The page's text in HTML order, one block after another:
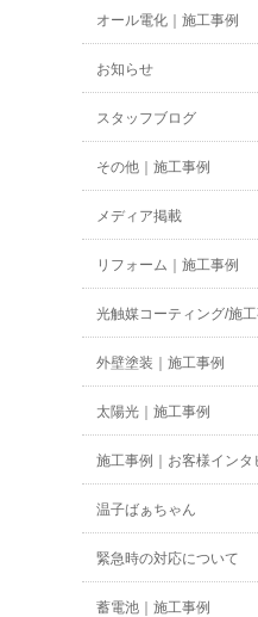
オール電化｜施工事例
お知らせ
スタッフブログ
その他｜施工事例
メディア掲載
リフォーム｜施工事例
光触媒コーティング/施
外壁塗装｜施工事例
太陽光｜施工事例
施工事例｜お客様イン
温子ばぁちゃん
緊急時の対応について
蓄電池｜施工事例